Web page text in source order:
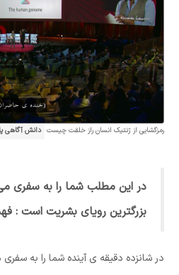
رمزگشایی از ژنتیک انسان راز خلقت چیست دانش آگاهی
در این مطلب شما را به سفری می
بزرگترین رویای بشریت است :
در شانزده دقیقه‌ ی آینده شما را به سفری